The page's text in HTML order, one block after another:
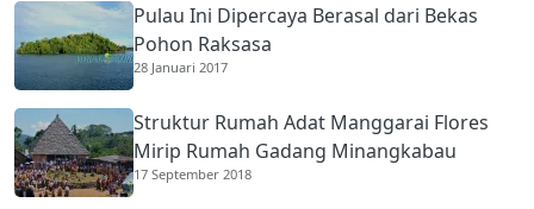
Pulau Ini Dipercaya Berasal dari Bekas
Pohon Raksasa
28 Januari 2017
Struktur Rumah Adat Manggarai Flores
Mirip Rumah Gadang Minangkabau
17 September 2018